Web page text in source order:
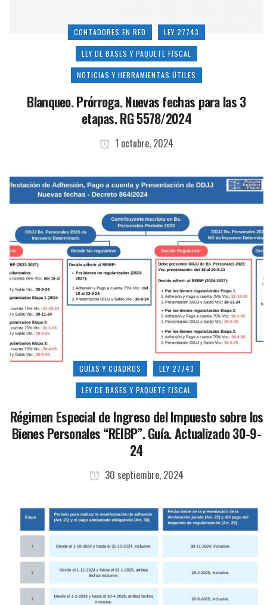
CONTADORES EN RED LEY 27743
LEY DE BASES Y PAQUETE FISCAL
NOTICIAS Y HERRAMIENTAS ÚTILES
Blanqueo. Prórroga. Nuevas fechas para las 3
etapas. RG 5578/2024
1 octubre, 2024
GUÍAS Y CUADROS LEY 27743
LEY DE BASES Y PAQUETE FISCAL
Régimen Especial de Ingreso del Impuesto sobre los
Bienes Personales “REIBP”. Guía. Actualizado 30-9-
24
30 septiembre, 2024